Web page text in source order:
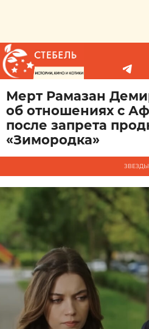
Мерт Рамазан
об отношениях с
после запрета
«Зимородка»
ЗВЕЗДЫ